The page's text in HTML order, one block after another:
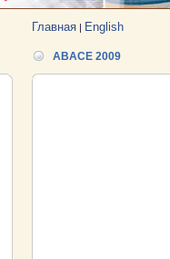
Главная | English
ABACE 2009